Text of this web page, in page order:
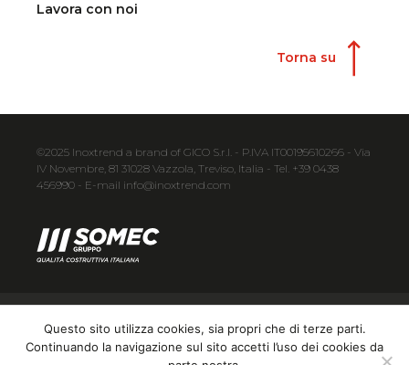
Lavora con noi
Torna su
©2025 Inoxtrend a brand of GICO S.r.l. - P.IVA IT00195610266 - Via
IV Novembre, 81 31028 Vazzola, Treviso, Italia - Tel. +39 0438
456990 - E-mail info@inoxtrend.com
PRIVACY POLICY
COOKIE POLICY
GENERAL CONDITIONS
CREDITS
Questo sito utilizza cookies, sia propri che di terze parti.
Continuando la navigazione sul sito accetti l’uso dei cookies da